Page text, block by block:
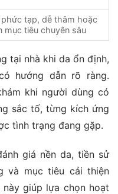
phức tạp, dễ thâm hoặc
mục tiêu chuyên sâu
tại nhà khi da ổn định,
hướng dẫn rõ ràng.
khi người dùng có
sắc tố, từng kích ứng
tình trạng đang gặp.
giá nền da, tiền sử
và mục tiêu cải thiện
giúp lựa chọn hoạt